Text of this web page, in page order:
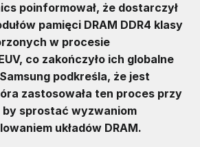
poinformował, że dostarczył
pamięci DRAM DDR4 klasy
w procesie
co zakończyło ich globalne
Samsung podkreśla, że jest
zastosowała ten proces przy
sprostać wyzwaniom
układów DRAM.